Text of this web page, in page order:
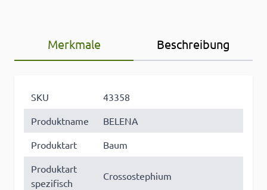
Merkmale Beschreibung
SKU
43358
Produktname
BELENA
Produktart
Baum
Produktart
spezifisch
Crossostephium